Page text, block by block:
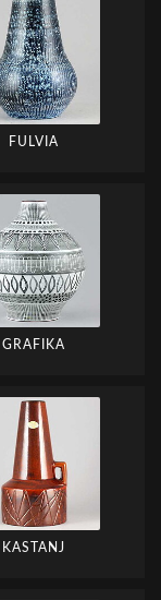
FULVIA
GRAFIKA
KASTANJ